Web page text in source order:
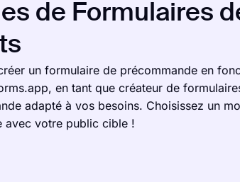
de Formulaires
un formulaire de précommande en
en tant que créateur de
adapté à vos besoins. Choisissez un
avec votre public cible !